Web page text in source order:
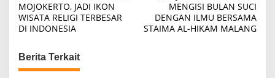
o
s
n
a
MOJOKERTO, JADI IKON
WISATA RELIGI TERBESAR
DI INDONESIA
MENGISI BULAN SUCI
DENGAN ILMU BERSAMA
STAIMA AL-HIKAM MALANG
Berita Terkait